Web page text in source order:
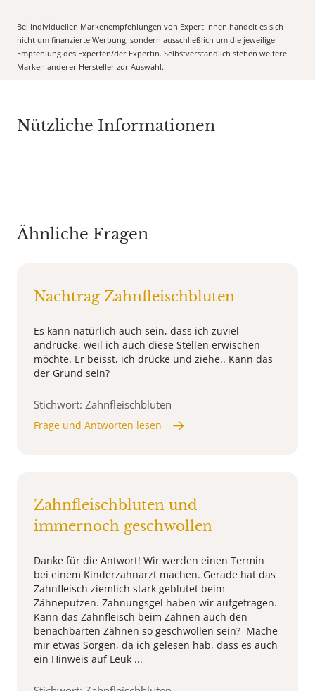
Bei individuellen Markenempfehlungen von Expert:Innen handelt es sich
nicht um finanzierte Werbung, sondern ausschließlich um die jeweilige
Empfehlung des Experten/der Expertin. Selbstverständlich stehen weitere
Marken anderer Hersteller zur Auswahl.
Nützliche Informationen
Ähnliche Fragen
Nachtrag Zahnfleischbluten
Es kann natürlich auch sein, dass ich zuviel
andrücke, weil ich auch diese Stellen erwischen
möchte. Er beisst, ich drücke und ziehe.. Kann das
der Grund sein?
Stichwort: Zahnfleischbluten
Frage und Antworten lesen
Zahnfleischbluten und
immernoch geschwollen
Danke für die Antwort! Wir werden einen Termin
bei einem Kinderzahnarzt machen. Gerade hat das
Zahnfleisch ziemlich stark geblutet beim
Zähneputzen. Zahnungsgel haben wir aufgetragen.
Kann das Zahnfleisch beim Zahnen auch den
benachbarten Zähnen so geschwollen sein? Mache
mir etwas Sorgen, da ich gelesen hab, dass es auch
ein Hinweis auf Leuk ...